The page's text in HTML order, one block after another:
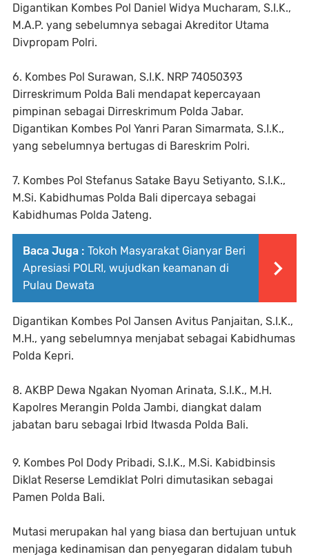
Digantikan Kombes Pol Daniel Widya Mucharam, S.I.K.,
M.A.P. yang sebelumnya sebagai Akreditor Utama
Divpropam Polri.
6. Kombes Pol Surawan, S.I.K. NRP 74050393
Dirreskrimum Polda Bali mendapat kepercayaan
pimpinan sebagai Dirreskrimum Polda Jabar.
Digantikan Kombes Pol Yanri Paran Simarmata, S.I.K.,
yang sebelumnya bertugas di Bareskrim Polri.
7. Kombes Pol Stefanus Satake Bayu Setiyanto, S.I.K.,
M.Si. Kabidhumas Polda Bali dipercaya sebagai
Kabidhumas Polda Jateng.
Baca Juga : Tokoh Masyarakat Gianyar Beri
Apresiasi POLRI, wujudkan keamanan di
Pulau Dewata
Digantikan Kombes Pol Jansen Avitus Panjaitan, S.I.K.,
M.H., yang sebelumnya menjabat sebagai Kabidhumas
Polda Kepri.
8. AKBP Dewa Ngakan Nyoman Arinata, S.I.K., M.H.
Kapolres Merangin Polda Jambi, diangkat dalam
jabatan baru sebagai Irbid Itwasda Polda Bali.
9. Kombes Pol Dody Pribadi, S.I.K., M.Si. Kabidbinsis
Diklat Reserse Lemdiklat Polri dimutasikan sebagai
Pamen Polda Bali.
Mutasi merupakan hal yang biasa dan bertujuan untuk
menjaga kedinamisan dan penyegaran didalam tubuh